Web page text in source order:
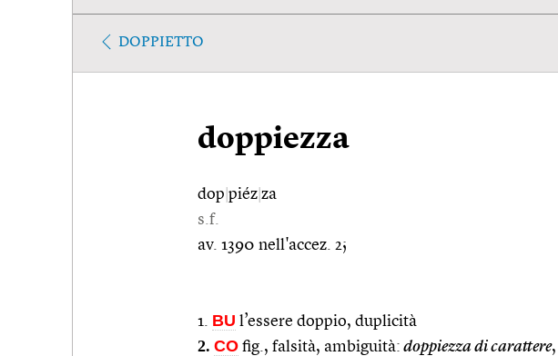
DOPPIETTO
doppiezza
dop piéz za
s.f.
av. 1390 nell'accez. 2;
1. BU l’essere doppio, duplicità
2. CO fig., falsità, ambiguità: doppiezza di carattere,